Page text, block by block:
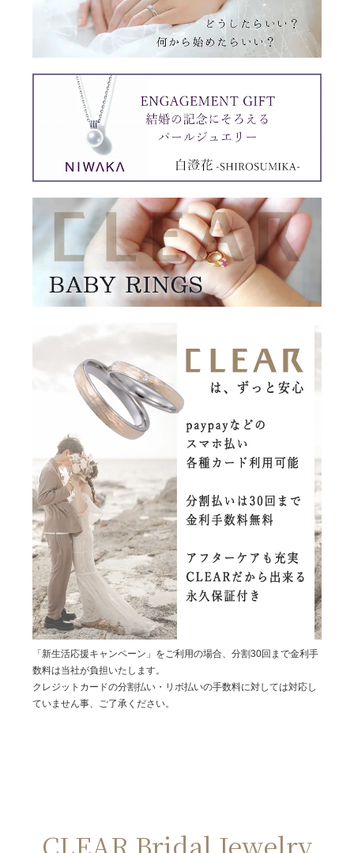
「新生活応援キャンペーン」をご利用の場合、分割30回まで金利手
数料は当社が負担いたします。
クレジットカードの分割払い・リボ払いの手数料に対しては対応し
ていません事、ご了承ください。
CLEAR Bridal Jewelry